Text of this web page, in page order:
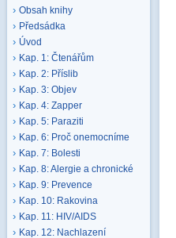
Obsah knihy
Předsádka
Úvod
Kap. 1: Čtenářům
Kap. 2: Příslib
Kap. 3: Objev
Kap. 4: Zapper
Kap. 5: Paraziti
Kap. 6: Proč onemocníme
Kap. 7: Bolesti
Kap. 8: Alergie a chronické
Kap. 9: Prevence
Kap. 10: Rakovina
Kap. 11: HIV/AIDS
Kap. 12: Nachlazení